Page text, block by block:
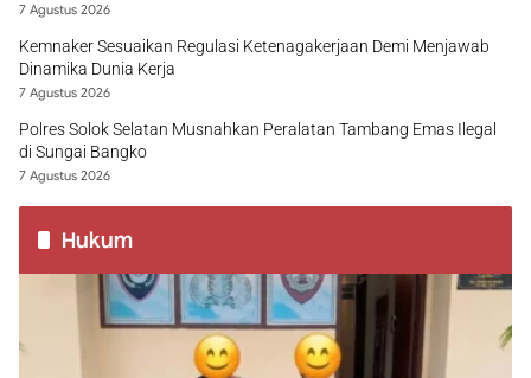
7 Agustus 2026
Kemnaker Sesuaikan Regulasi Ketenagakerjaan Demi Menjawab
Dinamika Dunia Kerja
7 Agustus 2026
Polres Solok Selatan Musnahkan Peralatan Tambang Emas Ilegal
di Sungai Bangko
7 Agustus 2026
Hukum